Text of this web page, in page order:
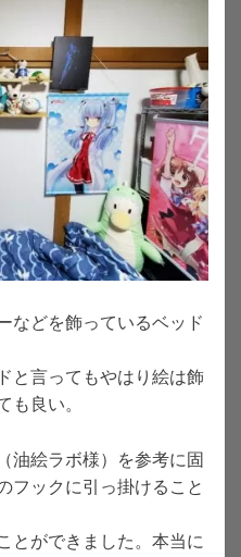
などを飾っているベッド
と言ってもやはり絵は飾
も良い。
（油絵ラボ様）を参考に固
フックに引っ掛けること
とができました。本当に